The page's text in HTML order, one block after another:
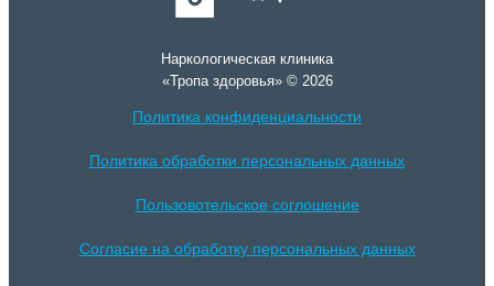
Наркологическая клиника
«Тропа здоровья» © 2026
Политика конфиденциальности
Политика обработки персональных данных
Пользовотельское соглошение
Согласие на обработку персональных данных